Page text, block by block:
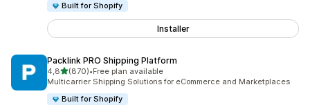
Built for Shopify
Installer
Packlink PRO Shipping Platform
4,8av 5 stjerner
(870)
Totalt 870 omtaler
•Free plan available
Multicarrier Shipping Solutions for eCommerce and Marketplaces
Built for Shopify